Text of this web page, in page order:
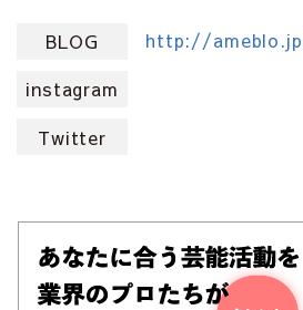
BLOG http://
instagram
Twitter